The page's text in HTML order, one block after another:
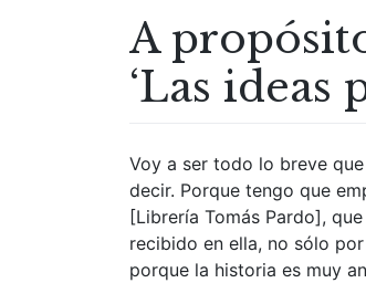
A
‘Las ideas
Voy a ser todo lo breve
decir. Porque tengo que
[Librería Tomás Pardo],
recibido en ella, no sólo
porque la historia es muy